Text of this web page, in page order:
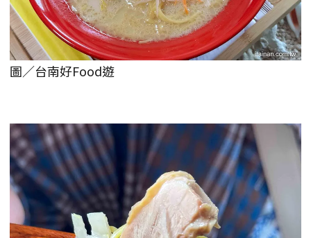
圖／台南好Food遊